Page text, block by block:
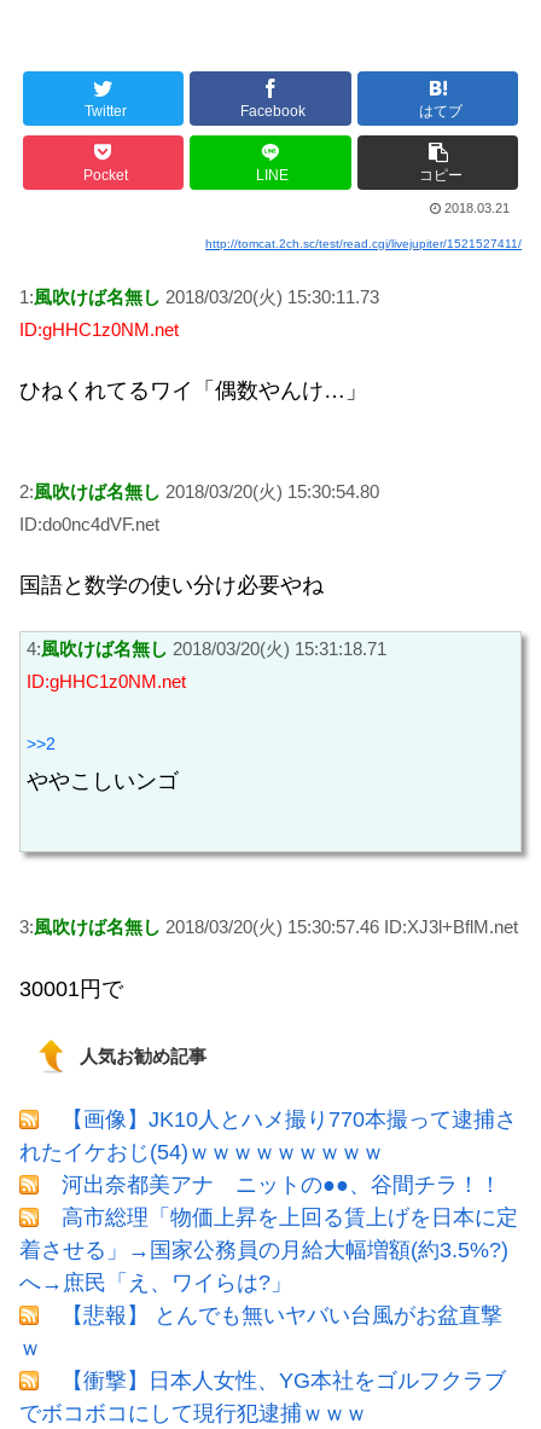
Twitter Facebook はてブ
Pocket LINE コピー
2018.03.21
http://tomcat.2ch.sc/test/read.cgi/livejupiter/1521527411/
1:風吹けば名無し 2018/03/20(火) 15:30:11.73
ID:gHHC1z0NM.net
ひねくれてるワイ「偶数やんけ…」
2:風吹けば名無し 2018/03/20(火) 15:30:54.80
ID:do0nc4dVF.net
国語と数学の使い分け必要やね
4:風吹けば名無し 2018/03/20(火) 15:31:18.71
ID:gHHC1z0NM.net
>>2
ややこしいンゴ
3:風吹けば名無し 2018/03/20(火) 15:30:57.46 ID:XJ3l+BflM.net
30001円で
人気お勧め記事
【画像】JK10人とハメ撮り770本撮って逮捕さ
れたイケおじ(54)ｗｗｗｗｗｗｗｗｗ
河出奈都美アナ ニットの●●、谷間チラ！！
高市総理「物価上昇を上回る賃上げを日本に定
着させる」→国家公務員の月給大幅増額(約3.5%?)
へ→庶民「え、ワイらは?」
【悲報】 とんでも無いヤバい台風がお盆直撃
ｗ
【衝撃】日本人女性、YG本社をゴルフクラブ
でボコボコにして現行犯逮捕ｗｗｗ